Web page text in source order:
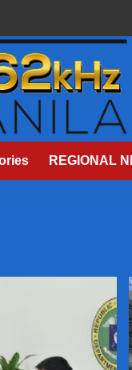
REGIONAL